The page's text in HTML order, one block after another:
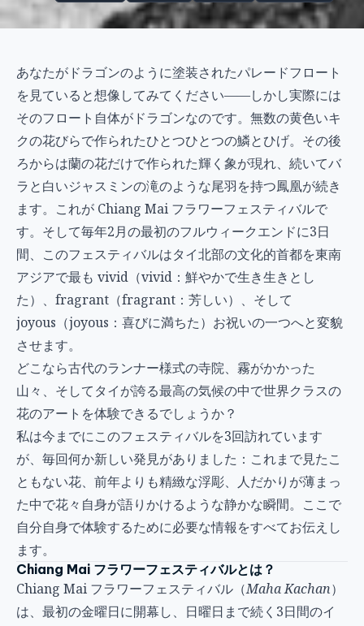
あなたがドラゴンのように塗装されたパレードフロート
を見ていると想像してみてください——しかし実際には
そのフロート自体がドラゴンなのです。無数の黄色いキ
クの花びらで作られたひとつひとつの鱗とひげ。その後
ろからは蘭の花だけで作られた輝く象が現れ、続いてバ
ラと白いジャスミンの滝のような尾羽を持つ鳳凰が続き
ます。これが Chiang Mai フラワーフェスティバルで
す。そして毎年2月の最初のフルウィークエンドに3日
間、このフェスティバルはタイ北部の文化的首都を東南
アジアで最も vivid（vivid：鮮やかで生き生きとし
た）、fragrant（fragrant：芳しい）、そして
joyous（joyous：喜びに満ちた）お祝いの一つへと変貌
させます。
どこなら古代のランナー様式の寺院、霧がかかった
山々、そしてタイが誇る最高の気候の中で世界クラスの
花のアートを体験できるでしょうか？
私は今までにこのフェスティバルを3回訪れています
が、毎回何か新しい発見がありました：これまで見たこ
ともない花、前年よりも精緻な浮彫、人だかりが薄まっ
た中で花々自身が語りかけるような静かな瞬間。ここで
自分自身で体験するために必要な情報をすべてお伝えし
ます。
Chiang Mai フラワーフェスティバルとは？
Chiang Mai フラワーフェスティバル（Maha Kachan）
は、最初の金曜日に開幕し、日曜日まで続く3日間のイ